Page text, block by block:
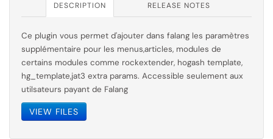
DESCRIPTION RELEASE NOTES
Ce plugin vous permet d'ajouter dans falang les paramètres
supplémentaire pour les menus,articles, modules de
certains modules comme rockextender, hogash template,
hg_template,jat3 extra params. Accessible seulement aux
utilsateurs payant de Falang
VIEW FILES